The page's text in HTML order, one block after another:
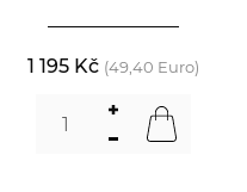
1 195 Kč (49,40 Euro)